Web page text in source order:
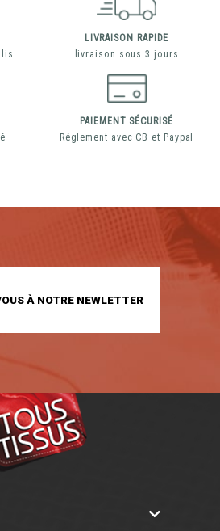
LIVRAISON RAPIDE
livraison sous 3 jours
PAIEMENT SÉCURISÉ
Réglement avec CB et Paypal
À NOTRE NEWLETTER